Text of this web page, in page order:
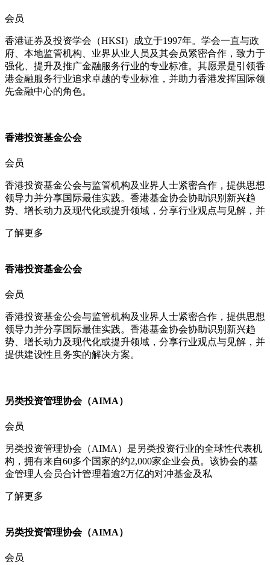
会员
香港证券及投资学会（HKSI）成立于1997年。学会一直与政
府、本地监管机构、业界从业人员及其会员紧密合作，致力于
强化、提升及推广金融服务行业的专业标准。其愿景是引领香
港金融服务行业追求卓越的专业标准，并助力香港发挥国际领
先金融中心的角色。
香港投资基金公会​
会员
香港投资基金公会与监管机构及业界人士紧密合作，提供思想
领导力并分享国际最佳实践。香港基金协会协助识别新兴趋
势、增长动力及现代化或提升领域，分享行业观点与见解，并
了解更多
香港投资基金公会​
会员
香港投资基金公会与监管机构及业界人士紧密合作，提供思想
领导力并分享国际最佳实践。香港基金协会协助识别新兴趋
势、增长动力及现代化或提升领域，分享行业观点与见解，并
提供建设性且务实的解决方案。
另类投资管理协会（AIMA）​​
会员
另类投资管理协会（AIMA）是另类投资行业的全球性代表机
构，拥有来自60多个国家的约2,000家企业会员。该协会的基
金管理人会员合计管理着逾2万亿的对冲基金及私
了解更多
另类投资管理协会（AIMA）​​
会员